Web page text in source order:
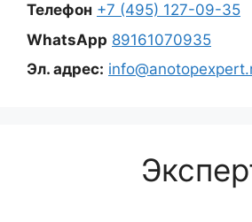
Телефон +7 (495) 127-09-35
WhatsApp 89161070935
Эл. адрес: